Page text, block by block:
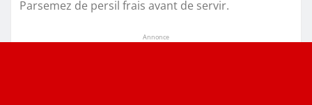
Parsemez de persil frais avant de servir.
Annonce